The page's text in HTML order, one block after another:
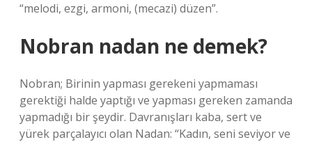
“melodi, ezgi, armoni, (mecazi) düzen”.
Nobran nadan ne demek?
Nobran; Birinin yapması gerekeni yapmaması
gerektiği halde yaptığı ve yapması gereken zamanda
yapmadığı bir şeydir. Davranışları kaba, sert ve
yürek parçalayıcı olan Nadan: “Kadın, seni seviyor ve